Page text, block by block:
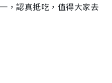
，認真抵吃，值得大家去